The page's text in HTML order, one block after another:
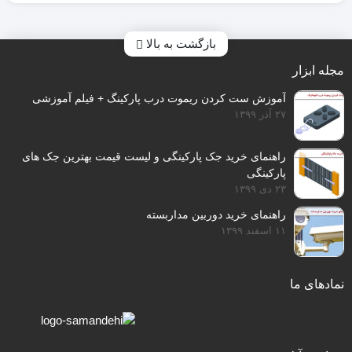
کاور محافظ آژیر
و چشمی تشخیص حرکت است.
بازگشت به بالا
مجله ابزار
آموزش ست کردن ریموت درب پارکینگ + فیلم آموزشی
۲۷ آذر ۱۳۹۹
راهنمای خرید جک پارکینگی و لیست قیمت بهترین جک های
پارکینگی
۲۳ دی ۱۳۹۹
راهنمای خرید دوربین مداربسته
۱۱ اسفند ۱۳۹۹
نمادهای ما